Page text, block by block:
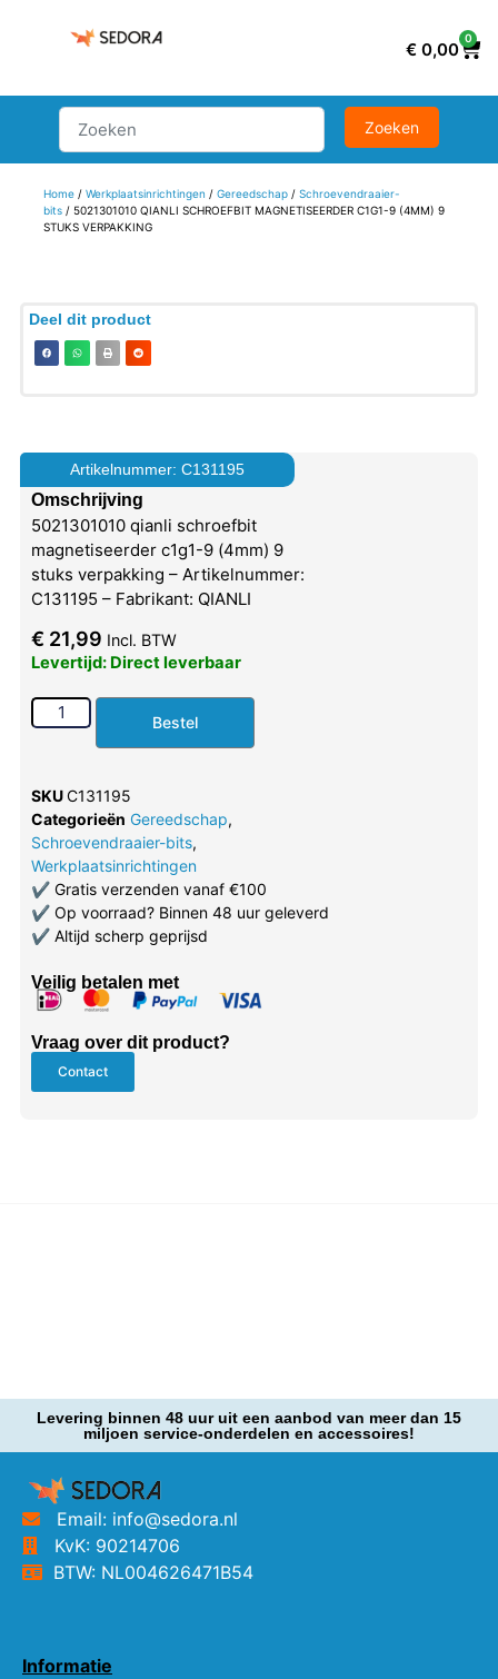
€ 0,00
0
Home/ Werkplaatsinrichtingen / Gereedschap/ Schroevendraaier-
bits/ 5021301010 QIANLI SCHROEFBIT MAGNETISEERDER C1G1-9 (4MM) 9
STUKS VERPAKKING
Deel dit product
Artikelnummer: C131195
Omschrijving
5021301010 qianli schroefbit
magnetiseerder c1g1-9 (4mm) 9
stuks verpakking – Artikelnummer:
C131195 – Fabrikant: QIANLI
€ 21,99 Incl. BTW
Levertijd: Direct leverbaar
Bestel
SKUC131195
Categorieën Gereedschap,
Schroevendraaier-bits,
Werkplaatsinrichtingen
✔Gratis verzenden vanaf €100
✔Op voorraad? Binnen 48 uur geleverd
✔Altijd scherp geprijsd
Veilig betalen met
Vraag over dit product?
Contact
Levering binnen 48 uur uit een aanbod van meer dan 15
miljoen service-onderdelen en accessoires!
Email: info@sedora.nl
KvK: 90214706
BTW: NL004626471B54
Informatie